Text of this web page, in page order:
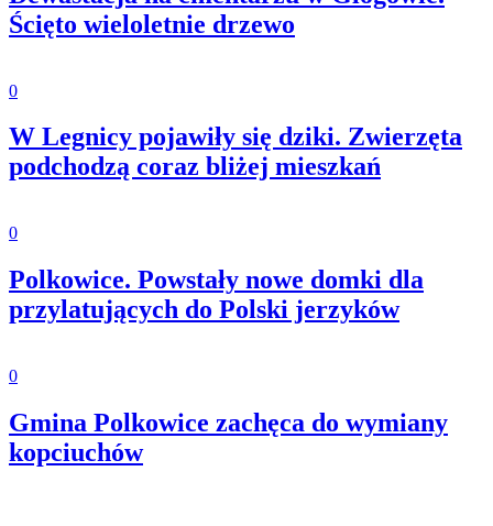
Ścięto wieloletnie drzewo
0
W Legnicy pojawiły się dziki. Zwierzęta
podchodzą coraz bliżej mieszkań
0
Polkowice. Powstały nowe domki dla
przylatujących do Polski jerzyków
0
Gmina Polkowice zachęca do wymiany
kopciuchów